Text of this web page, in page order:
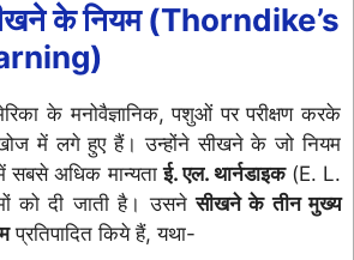
के नियम (Thorndike’s
के मनोवैज्ञानिक, पशुओं पर परीक्षण करके
में लगे हुए हैं। उन्होंने सीखने के जो नियम
सबसे अधिक मान्यताई. एल. थार्नडाइक(E. L.
को दी जाती है। उसनेसीखने के तीन मुख्य
प्रतिपादित किये हैं, यथा-